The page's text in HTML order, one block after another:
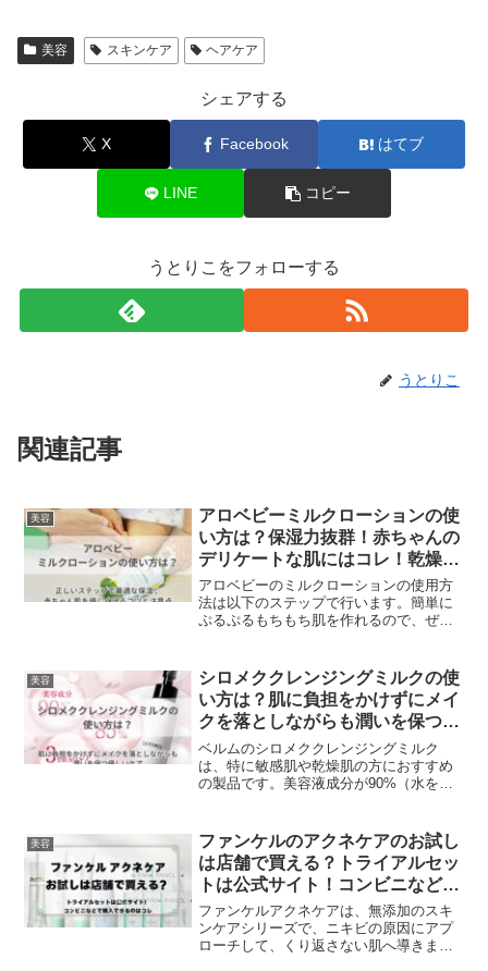
美容 スキンケア ヘアケア
シェアする
X Facebook はてブ
LINE コピー
うとりこをフォローする
うとりこ
関連記事
美容
アロベビーミルクローションの使
い方は？保湿力抜群！赤ちゃんの
デリケートな肌にはコレ！乾燥知
らずの肌に♪
アロベビーのミルクローションの使用方
法は以下のステップで行います。簡単に
ぷるぷるもちもち肌を作れるので、ぜひ
ンを上手に活用して、毎日のスキンケア
を楽しんでください。アロベビー ミルク
ローションを塗る際のコツや使う際の注
意点についても書いています。
美容
シロメククレンジングミルクの使
い方は？肌に負担をかけずにメイ
クを落としながらも潤いを保つ優
しいケア
ベルムのシロメククレンジングミルク
は、特に敏感肌や乾燥肌の方におすすめ
の製品です。美容液成分が90%（水を含
方も非常に簡単です。肌に優しくなじま
せるだけで、メイクが浮き上がり、負担
なくオフすることができます。そのた
め、時間がない日でも、しっかりとスキ
ンケアをしたい方におすすめです。
美容
ファンケルのアクネケアのお試し
は店舗で買える？トライアルセッ
トは公式サイト！コンビニなどで
購入できるのはコレ
ファンケルアクネケアは、無添加のスキ
ンケアシリーズで、ニキビの原因にアプ
ローチして、くり返さない肌へ導きま